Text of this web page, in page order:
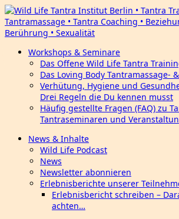
Workshops & Seminare
Das Offene Wild Life Tantra
Das Loving Body Tantramassage-
Verhütung, Hygiene und
Drei Regeln die Du kennen musst
Häufig gestellte Fragen (FAQ) zu
Tantraseminaren und
News & Inhalte
Wild Life Podcast
News
Newsletter abonnieren
Erlebnisberichte unserer
Erlebnisbericht schreiben –
achten…